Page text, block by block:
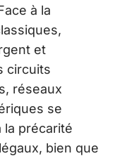
à la
et
circuits
réseaux
se
la précarité
bien que